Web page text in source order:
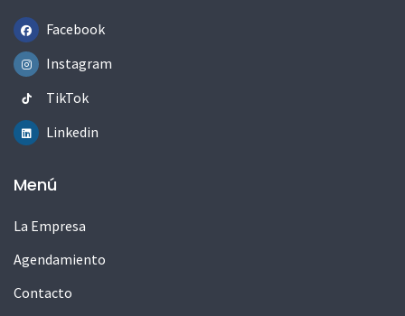
Facebook
Instagram
TikTok
Linkedin
Menú
La Empresa
Agendamiento
Contacto